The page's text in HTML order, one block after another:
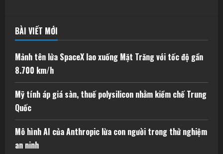
BÀI VIẾT MỚI
Mảnh tên lửa SpaceX lao xuống Mặt Trăng với tốc độ gần
8.700 km/h
Mỹ tính áp giá sàn, thuế polysilicon nhằm kiềm chế Trung
Quốc
Mô hình AI của Anthropic lừa con người trong thử nghiệm
an ninh